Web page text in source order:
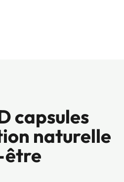
capsules
naturelle
être